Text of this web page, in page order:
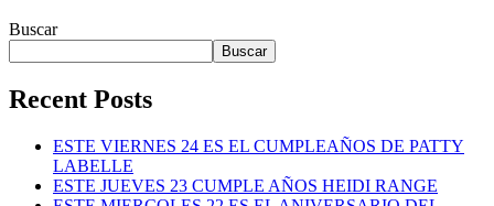
Buscar
Buscar
Recent Posts
ESTE VIERNES 24 ES EL CUMPLEAÑOS DE PATTY
LABELLE
ESTE JUEVES 23 CUMPLE AÑOS HEIDI RANGE